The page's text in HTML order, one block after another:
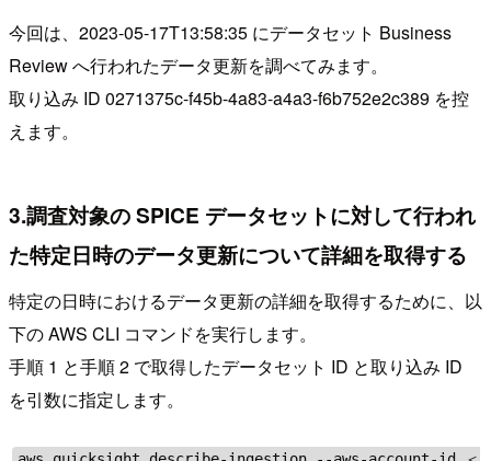
今回は、2023-05-17T13:58:35 にデータセット Business
Review へ行われたデータ更新を調べてみます。
取り込み ID 0271375c-f45b-4a83-a4a3-f6b752e2c389 を控
えます。
3.調査対象の SPICE データセットに対して行われ
た特定日時のデータ更新について詳細を取得する
特定の日時におけるデータ更新の詳細を取得するために、以
下の AWS CLI コマンドを実行します。
手順 1 と手順 2 で取得したデータセット ID と取り込み ID
を引数に指定します。